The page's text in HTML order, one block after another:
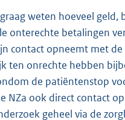
weten hoeveel
onterechte betalingen
contact opneemt met
ten onrechte hebben
de patiëntenstop
NZa ook direct contact
geheel via de